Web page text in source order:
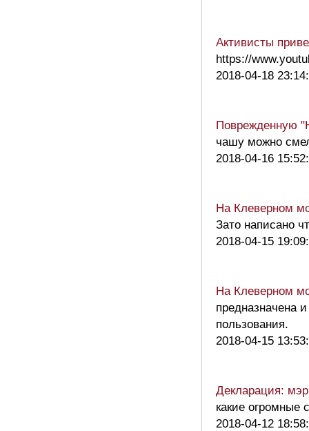
Активисты
https://
2018-04-18
Поврежденную
чашу можно
2018-04-16
На Клеверном
Зато написано
2018-04-15
На Клеверном
предназначена
пользования.
2018-04-15
Декларация:
какие
2018-04-12